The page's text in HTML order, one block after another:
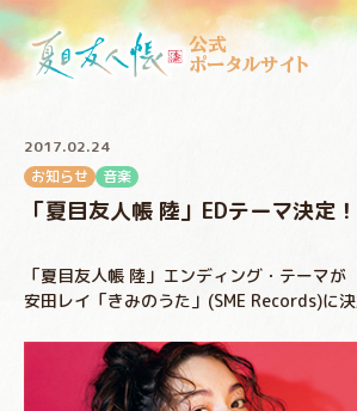
公式
ポータルサイト
2017.02.24
お知らせ
音楽
「夏目友人帳 陸」EDテーマ決定！
「夏目友人帳 陸」エンディング・テーマが
安田レイ「きみのうた」(SME Records)に